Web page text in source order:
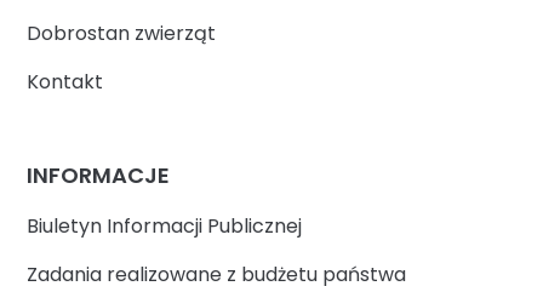
Dobrostan zwierząt
Kontakt
INFORMACJE
Biuletyn Informacji Publicznej
Zadania realizowane z budżetu państwa